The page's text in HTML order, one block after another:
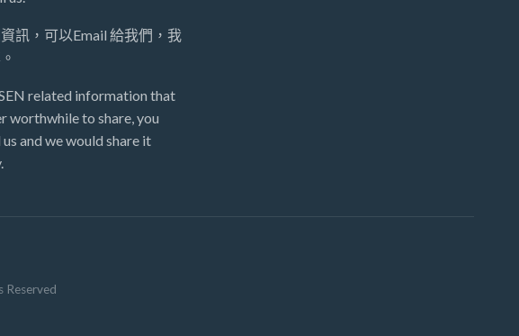
訊，可以Email 給我們，我
related information that
worthwhile to share, you
and we would share it
Reserved